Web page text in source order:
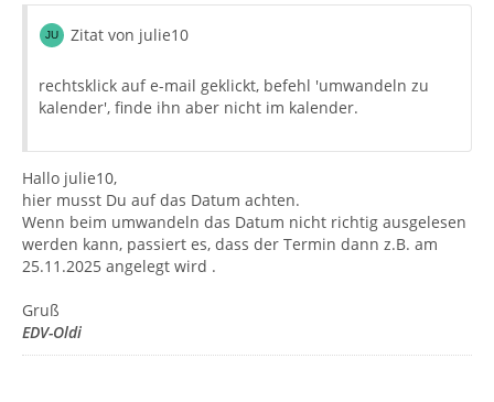
Zitat von julie10
rechtsklick auf e-mail geklickt, befehl 'umwandeln zu
kalender', finde ihn aber nicht im kalender.
Hallo julie10,
hier musst Du auf das Datum achten.
Wenn beim umwandeln das Datum nicht richtig ausgelesen
werden kann, passiert es, dass der Termin dann z.B. am
25.11.2025 angelegt wird .
Gruß
EDV-Oldi